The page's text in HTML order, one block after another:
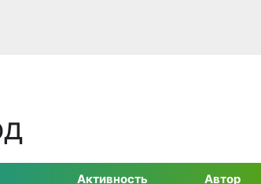
Активность Автор